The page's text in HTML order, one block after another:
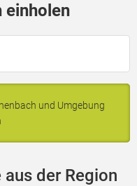
einholen
und Umgebung
der Region